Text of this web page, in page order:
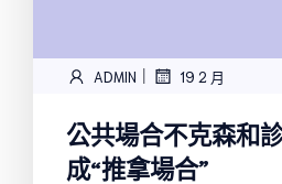
ADMIN | 19 2 月
公共場合不克森和
成“推拿場合”